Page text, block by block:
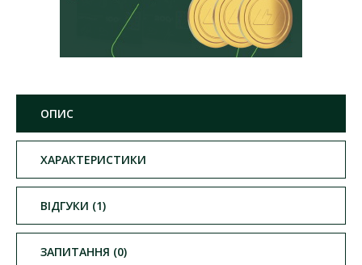
ОПИС
ХАРАКТЕРИСТИКИ
ВІДГУКИ (1)
ЗАПИТАННЯ (0)